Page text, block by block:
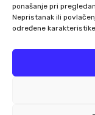
ponašanje pri
Nepristanak ili
određene
Pratite nas